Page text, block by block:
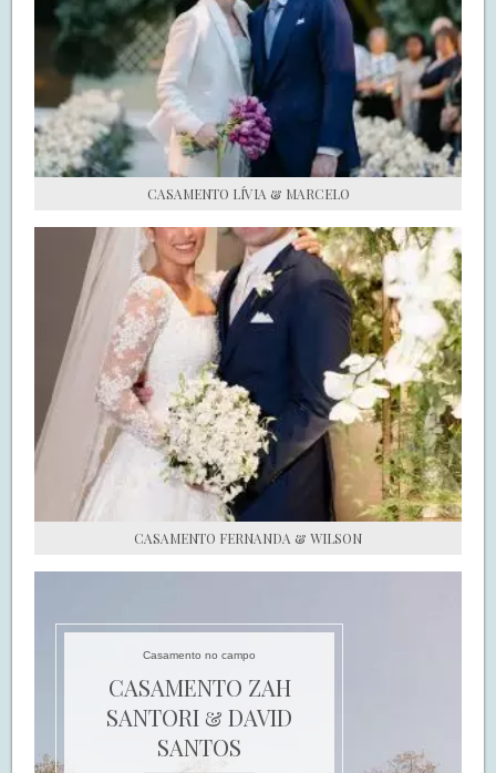
DE NOIVA PRA NOIVA
S.O.S CASADAS
FALE COM O SAY I DO
CASAMENTO LÍVIA & MARCELO
CASAMENTO FERNANDA & WILSON
Casamento no campo
CASAMENTO ZAH
SANTORI & DAVID
SANTOS